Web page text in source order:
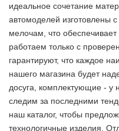
идеальное сочетание
автомоделей изготовлены
мелочам, что
работаем только с
гарантируют, что каждое
нашего магазина будет
досуга, комплектующие - у
следим за последними
наш каталог, чтобы
технологичные изделия.